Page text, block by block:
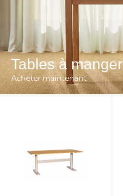
Tables à manger
Acheter maintenant